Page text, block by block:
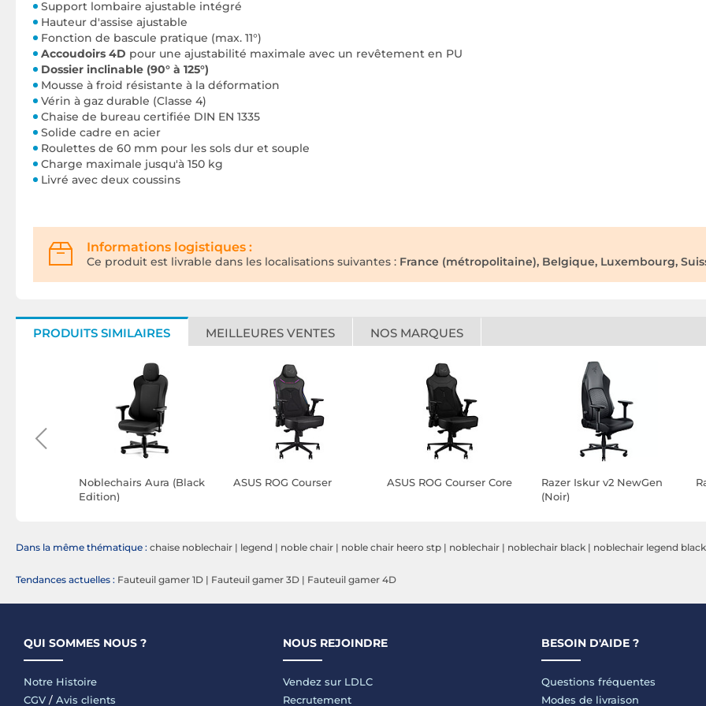
Support lombaire ajustable intégré
Hauteur d'assise ajustable
Fonction de bascule pratique (max. 11°)
Accoudoirs 4D pour une ajustabilité maximale avec un revêtement en PU
Dossier inclinable (90° à 125°)
Mousse à froid résistante à la déformation
Vérin à gaz durable (Classe 4)
Chaise de bureau certifiée DIN EN 1335
Solide cadre en acier
Roulettes de 60 mm pour les sols dur et souple
Charge maximale jusqu'à 150 kg
Livré avec deux coussins
Informations logistiques :
Ce produit est livrable dans les localisations suivantes : France (métropolitaine), Belgique, Luxembourg,
PRODUITS SIMILAIRES MEILLEURES VENTES NOS MARQUES
Noblechairs Aura (Black
Edition)
ASUS ROG Courser ASUS ROG Courser Core
Razer Iskur v2 NewGen
(Noir)
Dans la même thématique : chaise noblechair | legend | noble chair | noble chair heero stp | noblechair | noblechair black | noblechair legend black
Tendances actuelles : Fauteuil gamer 1D | Fauteuil gamer 3D | Fauteuil gamer 4D
QUI SOMMES NOUS ?
Notre Histoire
CGV / Avis clients
NOUS REJOINDRE
Vendez sur LDLC
Recrutement
BESOIN D'AIDE ?
Questions fréquentes
Modes de livraison